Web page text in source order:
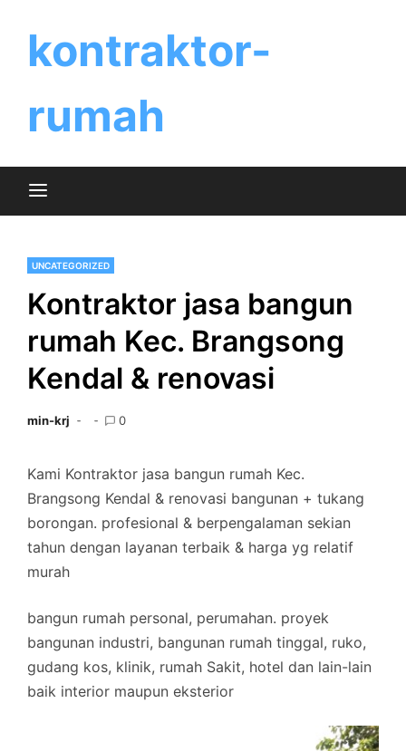
contentkontraktor-
rumah
UNCATEGORIZED
Kontraktor jasa bangun
rumah Kec. Brangsong
Kendal & renovasi
min-krj 0
Kami Kontraktor jasa bangun rumah Kec.
Brangsong Kendal & renovasi bangunan + tukang
borongan. profesional & berpengalaman sekian
tahun dengan layanan terbaik & harga yg relatif
murah
bangun rumah personal, perumahan. proyek
bangunan industri, bangunan rumah tinggal, ruko,
gudang kos, klinik, rumah Sakit, hotel dan lain-lain
baik interior maupun eksterior